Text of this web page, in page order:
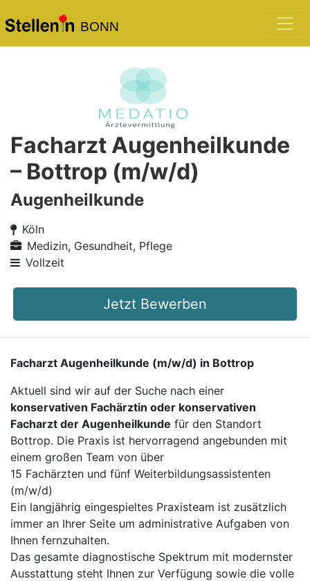
BONN
Facharzt Augenheilkunde
– Bottrop (m/w/d)
Augenheilkunde
Köln
Medizin, Gesundheit, Pflege
Vollzeit
Jetzt Bewerben
Facharzt Augenheilkunde (m/w/d) in Bottrop
Aktuell sind wir auf der Suche nach einer
konservativen Fachärztin oder konservativen
Facharzt der Augenheilkunde für den Standort
Bottrop. Die Praxis ist hervorragend angebunden mit
einem großen Team von über
15 Fachärzten und fünf Weiterbildungsassistenten
(m/w/d)
Ein langjährig eingespieltes Praxisteam ist zusätzlich
immer an Ihrer Seite um administrative Aufgaben von
Ihnen fernzuhalten.
Das gesamte diagnostische Spektrum mit modernster
Ausstattung steht Ihnen zur Verfügung sowie die volle